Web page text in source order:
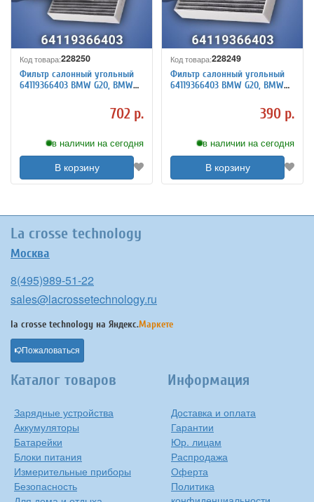
Код товара:228250
Фильтр салонный угольный
64119366403 BMW G20, BMW
G05 F95, BMW X6 G06 F96, 2
702 р.
в наличии на сегодня
В корзину
Код товара:228249
Фильтр салонный угольный
64119366403 BMW G20, BMW
G05 F95, BMW X6 G06 F96,390 р.
в наличии на сегодня
В корзину
La crosse technology
Москва
8(495)989-51-22
sales@lacrossetechnology.ru
la crosse technology на Яндекс.Маркете
Пожаловаться
Каталог товаров
Зарядные устройства
Аккумуляторы
Батарейки
Блоки питания
Измерительные приборы
Безопасность
Информация
Доставка и оплата
Гарантии
Юр. лицам
Распродажа
Оферта
Политика